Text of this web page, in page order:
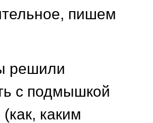
пишем
решили
с подмышкой
каким